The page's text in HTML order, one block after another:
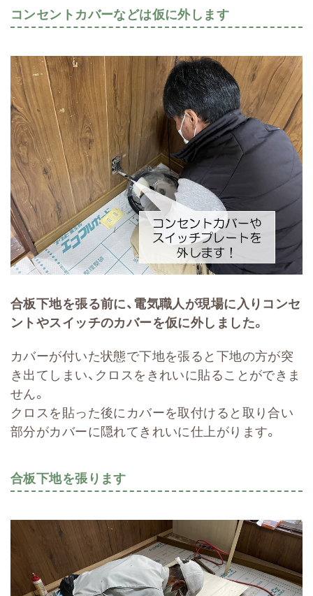
コンセントカバーなどは仮に外します
合板下地を張る前に、電気職人が現場に入りコンセ
ントやスイッチのカバーを仮に外しました。
カバーが付いた状態で下地を張ると下地の方が突
き出てしまい、クロスをきれいに貼ることができま
せん。
クロスを貼った後にカバーを取付けると取り合い
部分がカバーに隠れてきれいに仕上がります。
合板下地を張ります